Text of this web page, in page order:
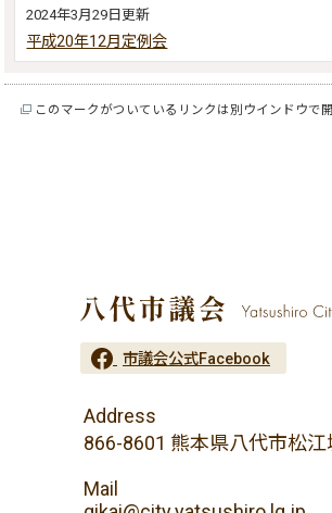
2024年3月29日更新
平成20年12月定例会
このマークがついているリンクは別ウインドウで
市議会公式Facebook
Address
866-8601 熊本県八代市松
Mail